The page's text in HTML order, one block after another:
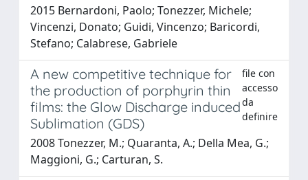
2015 Bernardoni, Paolo; Tonezzer, Michele;
Vincenzi, Donato; Guidi, Vincenzo; Baricordi,
Stefano; Calabrese, Gabriele
A new competitive technique for
the production of porphyrin thin
films: the Glow Discharge induced
Sublimation (GDS)
file con
accesso
da
definire
2008 Tonezzer, M.; Quaranta, A.; Della Mea, G.;
Maggioni, G.; Carturan, S.